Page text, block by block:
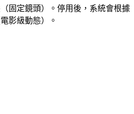
固定鏡頭）。停用後，系統會根據
影級動態）。